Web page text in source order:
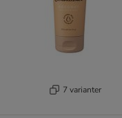
7 varianter